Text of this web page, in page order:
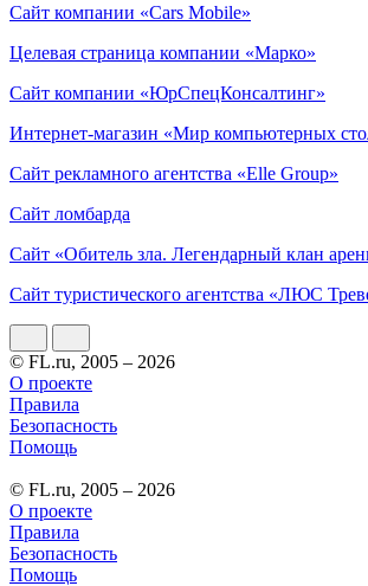
Сайт компании «Cars Mobile»
Целевая страница компании «Марко»
Сайт компании «ЮрСпецКонсалтинг»
Интернет-магазин «Мир компьютерных
Сайт рекламного агентства «Elle Group»
Сайт ломбарда
Сайт «Обитель зла. Легендарный клан
Сайт туристического агентства «ЛЮС
© FL.ru, 2005 – 2026
О проекте
Правила
Безопасность
Помощь
© FL.ru, 2005 – 2026
О проекте
Правила
Безопасность
Помощь